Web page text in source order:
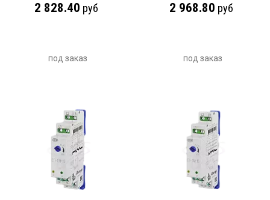
2 828.40 руб
под заказ
2 968.80 руб
под заказ